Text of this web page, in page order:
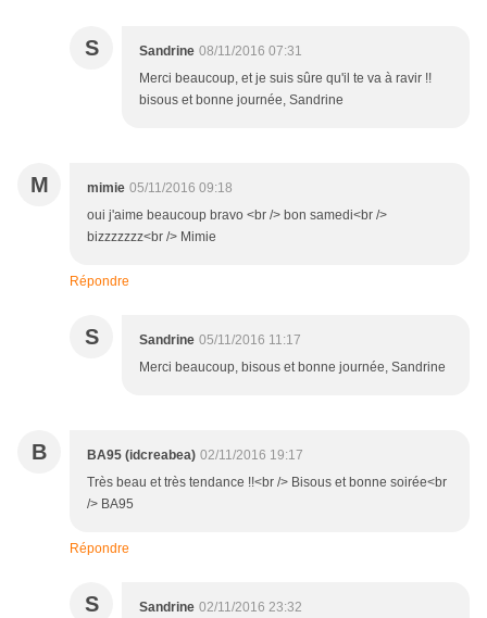
S Sandrine 08/11/2016 07:31
Merci beaucoup, et je suis sûre qu'il te va à ravir !!
bisous et bonne journée, Sandrine
M mimie 05/11/2016 09:18
oui j'aime beaucoup bravo <br /> bon samedi<br />
bizzzzzzz<br /> Mimie
Répondre
S Sandrine 05/11/2016 11:17
Merci beaucoup, bisous et bonne journée, Sandrine
B BA95 (idcreabea) 02/11/2016 19:17
Très beau et très tendance !!<br /> Bisous et bonne soirée<br
/> BA95
Répondre
S Sandrine 02/11/2016 23:32